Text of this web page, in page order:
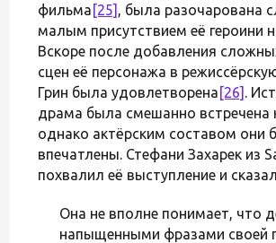
фильма [25] , была разочарована
малым присутствием её героини
Вскоре после добавления
сцен её персонажа в
Грин была удовлетворена [26] .
драма была смешанно встречена
однако актёрским составом они
впечатлены. Стефани Захарек из
похвалил её выступление и
Она не вполне понимает, что
напыщенными фразами своей